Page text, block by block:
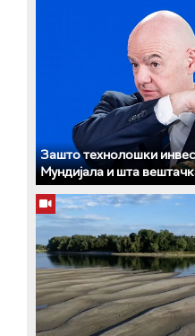
Зашто технолошки
Мундијала и шта